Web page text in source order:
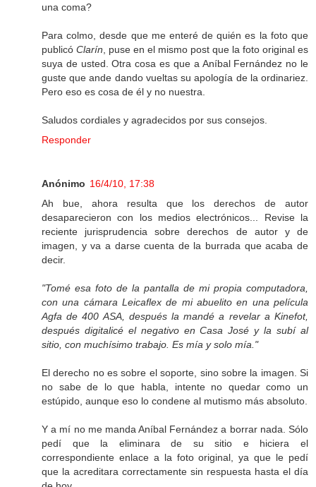
una coma?
Para colmo, desde que me enteré de quién es la foto que
publicó Clarín , puse en el mismo post que la foto original es
suya de usted. Otra cosa es que a Aníbal Fernández no le
guste que ande dando vueltas su apología de la ordinariez.
Pero eso es cosa de él y no nuestra.
Saludos cordiales y agradecidos por sus consejos.
Responder
Anónimo 16/4/10, 17:38
Ah bue, ahora resulta que los derechos de autor
desaparecieron con los medios electrónicos... Revise la
reciente jurisprudencia sobre derechos de autor y de
imagen, y va a darse cuenta de la burrada que acaba de
decir.
"Tomé esa foto de la pantalla de mi propia computadora,
con una cámara Leicaflex de mi abuelito en una película
Agfa de 400 ASA, después la mandé a revelar a Kinefot,
después digitalicé el negativo en Casa José y la subí al
sitio, con muchísimo trabajo. Es mía y solo mía."
El derecho no es sobre el soporte, sino sobre la imagen. Si
no sabe de lo que habla, intente no quedar como un
estúpido, aunque eso lo condene al mutismo más absoluto.
Y a mí no me manda Aníbal Fernández a borrar nada. Sólo
pedí que la eliminara de su sitio e hiciera el
correspondiente enlace a la foto original, ya que le pedí
que la acreditara correctamente sin respuesta hasta el día